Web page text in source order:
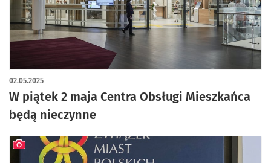
W piątek 2 maja Centra Obsługi Mieszkańca
będą nieczynne
02.05.2025